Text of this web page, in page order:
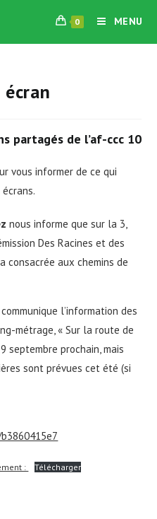
0 MENU
partagés de l’af-ccc 10
vous informer de ce qui
nous informe que sur la 3,
Des Racines et des
consacrée aux chemins de
l’information des
métrage, « Sur la route de
septembre prochain, mais
sont prévues cet été (si
: Télécharger